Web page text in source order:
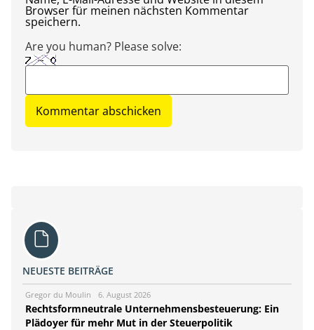
Browser für meinen nächsten Kommentar
speichern.
Are you human? Please solve:
NEUESTE BEITRÄGE
Gregor du Moulin 6. August 2026
Rechtsformneutrale Unternehmensbesteuerung: Ein
Plädoyer für mehr Mut in der Steuerpolitik